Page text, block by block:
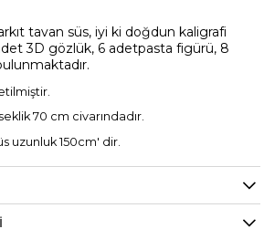
tavan süs, iyi ki doğdun kaligrafi
3D gözlük, 6 adetpasta figürü, 8
70 cm civarındadır.
uzunluk 150cm' dir.
cm'dir.
ile 12 cm arasında değişmektedir.